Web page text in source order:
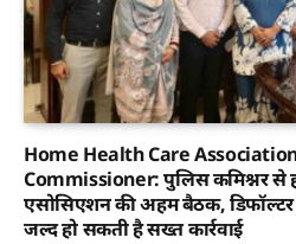
Home Health Care
Commissioner: पुलिस कमिश्नर से
एसोसिएशन की अहम बैठक,
जल्द हो सकती है सख्त कार्रवाई